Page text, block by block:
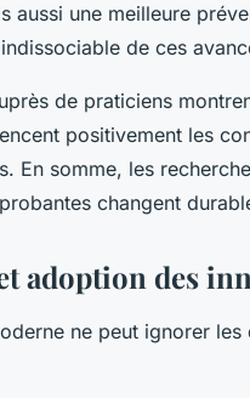
aussi une meilleure
de ces
de praticiens
positivement les
En somme, les
changent
adoption des
ne peut ignorer